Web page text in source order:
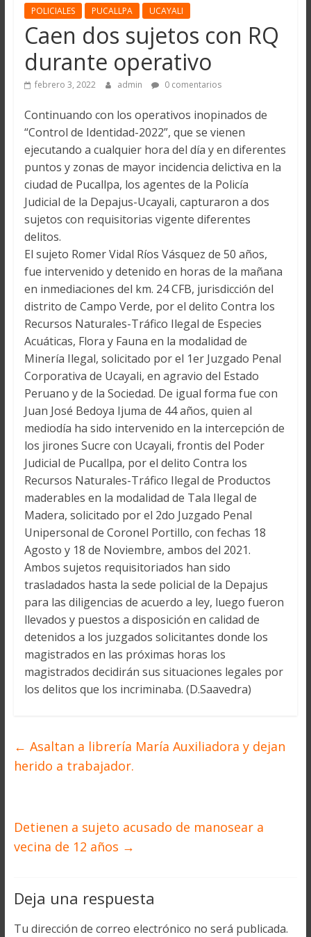
POLICIALES PUCALLPA UCAYALI
Caen dos sujetos con RQ
durante operativo
febrero 3, 2022 admin 0 comentarios
Continuando con los operativos inopinados de
“Control de Identidad-2022”, que se vienen
ejecutando a cualquier hora del día y en diferentes
puntos y zonas de mayor incidencia delictiva en la
ciudad de Pucallpa, los agentes de la Policía
Judicial de la Depajus-Ucayali, capturaron a dos
sujetos con requisitorias vigente diferentes
delitos.
El sujeto Romer Vidal Ríos Vásquez de 50 años,
fue intervenido y detenido en horas de la mañana
en inmediaciones del km. 24 CFB, jurisdicción del
distrito de Campo Verde, por el delito Contra los
Recursos Naturales-Tráfico Ilegal de Especies
Acuáticas, Flora y Fauna en la modalidad de
Minería Ilegal, solicitado por el 1er Juzgado Penal
Corporativa de Ucayali, en agravio del Estado
Peruano y de la Sociedad. De igual forma fue con
Juan José Bedoya Ijuma de 44 años, quien al
mediodía ha sido intervenido en la intercepción de
los jirones Sucre con Ucayali, frontis del Poder
Judicial de Pucallpa, por el delito Contra los
Recursos Naturales-Tráfico Ilegal de Productos
maderables en la modalidad de Tala Ilegal de
Madera, solicitado por el 2do Juzgado Penal
Unipersonal de Coronel Portillo, con fechas 18
Agosto y 18 de Noviembre, ambos del 2021.
Ambos sujetos requisitoriados han sido
trasladados hasta la sede policial de la Depajus
para las diligencias de acuerdo a ley, luego fueron
llevados y puestos a disposición en calidad de
detenidos a los juzgados solicitantes donde los
magistrados en las próximas horas los
magistrados decidirán sus situaciones legales por
los delitos que los incriminaba. (D.Saavedra)
← Asaltan a librería María Auxiliadora y dejan
herido a trabajador.
Detienen a sujeto acusado de manosear a
vecina de 12 años →
Deja una respuesta
Tu dirección de correo electrónico no será publicada.